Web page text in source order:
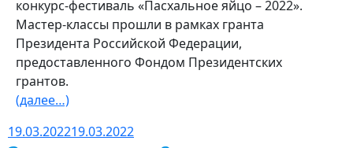
конкурс-фестиваль «Пасхальное яйцо – 2022».
Мастер-классы прошли в рамках гранта
Президента Российской Федерации,
предоставленного Фондом Президентских
грантов.
(далее…)
19.03.202219.03.2022